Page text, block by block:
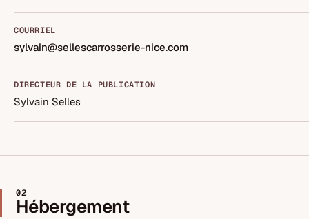
COURRIEL
sylvain@sellescarrosserie-nice.com
DIRECTEUR DE LA PUBLICATION
Sylvain Selles
02
Hébergement